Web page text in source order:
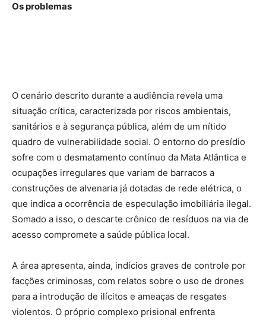
Os problemas
O cenário descrito durante a audiência revela uma
situação crítica, caracterizada por riscos ambientais,
sanitários e à segurança pública, além de um nítido
quadro de vulnerabilidade social. O entorno do presídio
sofre com o desmatamento contínuo da Mata Atlântica e
ocupações irregulares que variam de barracos a
construções de alvenaria já dotadas de rede elétrica, o
que indica a ocorrência de especulação imobiliária ilegal.
Somado a isso, o descarte crônico de resíduos na via de
acesso compromete a saúde pública local.
A área apresenta, ainda, indícios graves de controle por
facções criminosas, com relatos sobre o uso de drones
para a introdução de ilícitos e ameaças de resgates
violentos. O próprio complexo prisional enfrenta